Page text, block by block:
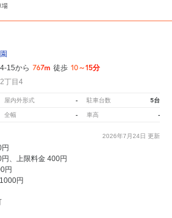
場
15から 767m 徒歩 10～15分
丁目4
屋内外形式 - 駐車台数 5台
全幅 - 車高 -
2026年7月24日 更新
、上限料金 400円
円
円